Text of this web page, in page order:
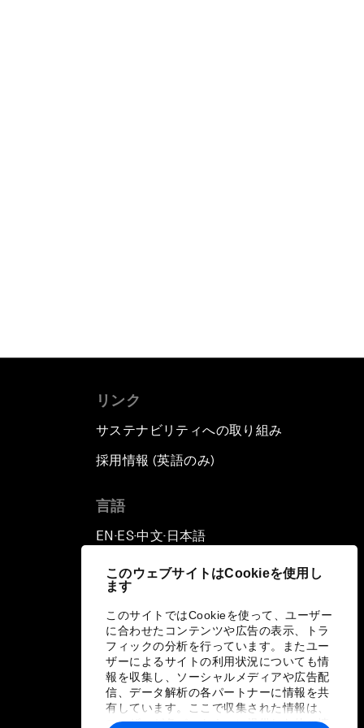
このウェブサイトはCookieを使用し
ます
このサイトではCookieを使って、ユーザー
に合わせたコンテンツや広告の表示、トラ
フィックの分析を行っています。またユー
ザーによるサイトの利用状況についても情
報を収集し、ソーシャルメディアや広告配
信、データ解析の各パートナーに情報を共
有しています。ここで収集された情報は、
ユーザーが各パートナーに提供した他の情
リンク
サステナビリティへの取り組み
採用情報 (英語のみ)
言語
EN ▪ ES▪中文▪ 日本語